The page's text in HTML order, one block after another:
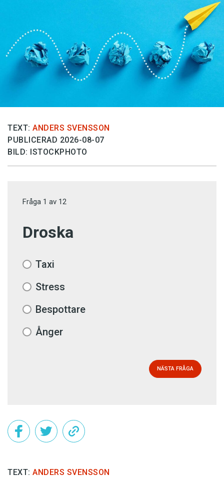
TEXT: ANDERS SVENSSON
PUBLICERAD 2026-08-07
BILD: ISTOCKPHOTO
Fråga 1 av 12
Droska
Taxi
Stress
Bespottare
Ånger
NÄSTA FRÅGA
TEXT: ANDERS SVENSSON